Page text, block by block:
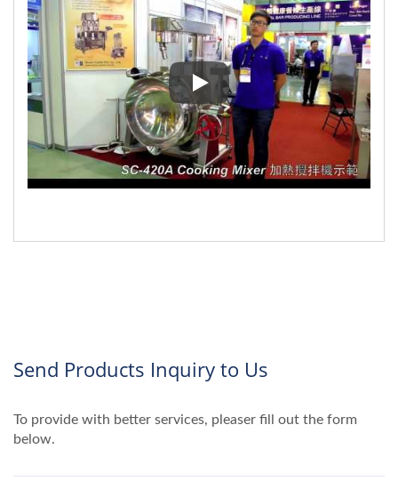
▼ SC-420A 가열 교반기